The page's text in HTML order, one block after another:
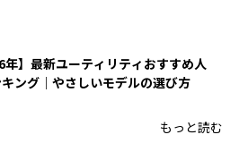
年】最新ユーティリティおすすめ人
ング｜やさしいモデルの選び方
もっと読む